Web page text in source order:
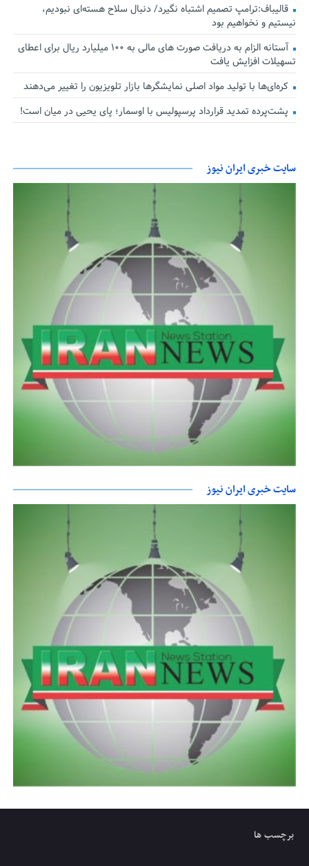
قالیباف:ترامپ تصمیم اشتباه نگیرد/ دنبال سلاح هسته‌ای نبودیم،
نیستیم و نخواهیم بود
آستانه الزام به دریافت صورت های مالی به ۱۰۰ میلیارد ریال برای اعطای
تسهیلات افزایش یافت
کره‌ای‌ها با تولید مواد اصلی نمایشگرها بازار تلویزیون را تغییر می‌دهند
پشت‌پرده تمدید قرارداد پرسپولیس با اوسمار؛ پای یحیی در میان است!
سایت خبری ایران نیوز
سایت خبری ایران نیوز
برچسب ها